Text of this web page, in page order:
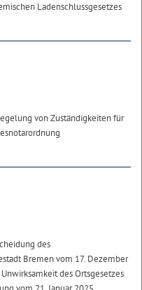
Ladenschlussgesetzes
von Zuständigkeiten für
des
Bremen vom 17. Dezember
des Ortsgesetzes